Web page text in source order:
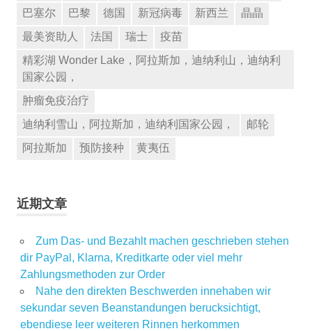
巴塞尔
巴黎 德国 新冠病毒 新西兰
晶晶
最美资助人
法国 瑞士
疫苗
精彩湖 Wonder Lake，阿拉斯加，迪纳利山，迪纳利
国家公园，
肿瘤免疫治疗
迪纳利雪山，阿拉斯加，迪纳利国家公园，
邮轮
阿拉斯加
预防接种 黄夷伍
近期文章
Zum Das- und Bezahlt machen geschrieben stehen
dir PayPal, Klarna, Kreditkarte oder viel mehr
Zahlungsmethoden zur Order
Nahe den direkten Beschwerden innehaben wir
sekundar seven Beanstandungen berucksichtigt,
ebendiese leer weiteren Rinnen herkommen